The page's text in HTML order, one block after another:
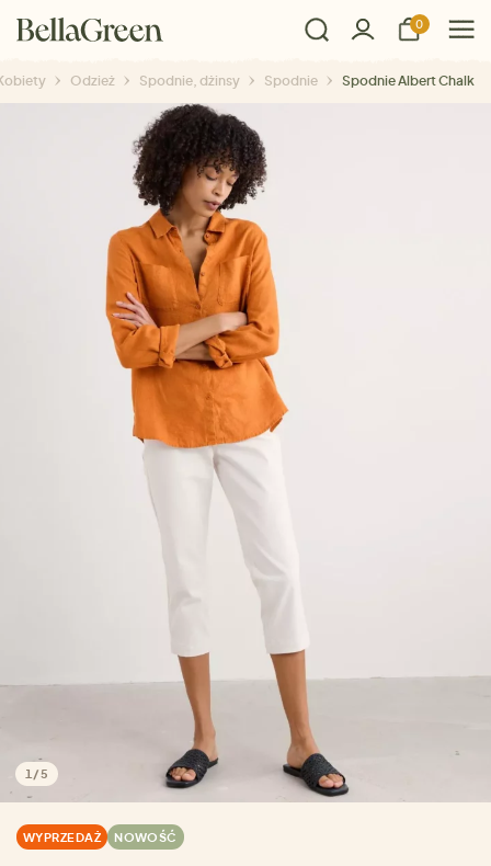
0
Odzież Spodnie, dżinsy Spodnie Spodnie Albert Chalk
1 /5
WYPRZEDAŻ NOWOŚĆ